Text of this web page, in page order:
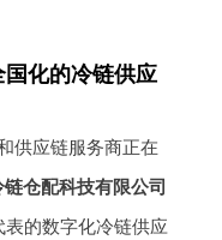
化的冷链供应
供应链服务商正在
仓配科技有限公司
表的数字化冷链供应